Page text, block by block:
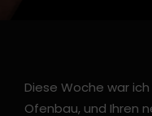
Diese Woche war
Ofenbau, und Ihren